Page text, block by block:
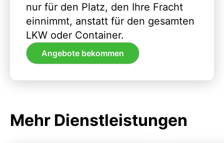
nur für den Platz, den Ihre Fracht
einnimmt, anstatt für den gesamten
LKW oder Container.
Angebote bekommen
Mehr Dienstleistungen